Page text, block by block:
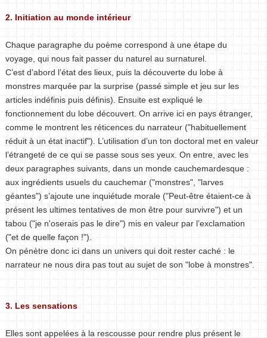
2. Initiation au monde intérieur
Chaque paragraphe du poème correspond à une étape du
voyage, qui nous fait passer du naturel au surnaturel.
C’est d’abord l’état des lieux, puis la découverte du lobe à
monstres marquée par la surprise (passé simple et jeu sur les
articles indéfinis puis définis). Ensuite est expliqué le
fonctionnement du lobe découvert. On arrive ici en pays étranger,
comme le montrent les réticences du narrateur ("habituellement
réduit à un état inactif"). L’utilisation d’un ton doctoral met en valeur
l’étrangeté de ce qui se passe sous ses yeux. On entre, avec les
deux paragraphes suivants, dans un monde cauchemardesque :
aux ingrédients usuels du cauchemar ("monstres", "larves
géantes") s’ajoute une inquiétude morale ("Peut-être étaient-ce à
présent les ultimes tentatives de mon être pour survivre") et un
tabou ("je n'oserais pas le dire") mis en valeur par l’exclamation
("et de quelle façon !").
On pénètre donc ici dans un univers qui doit rester caché : le
narrateur ne nous dira pas tout au sujet de son "lobe à monstres".
3. Les sensations
Elles sont appelées à la rescousse pour rendre plus présent le